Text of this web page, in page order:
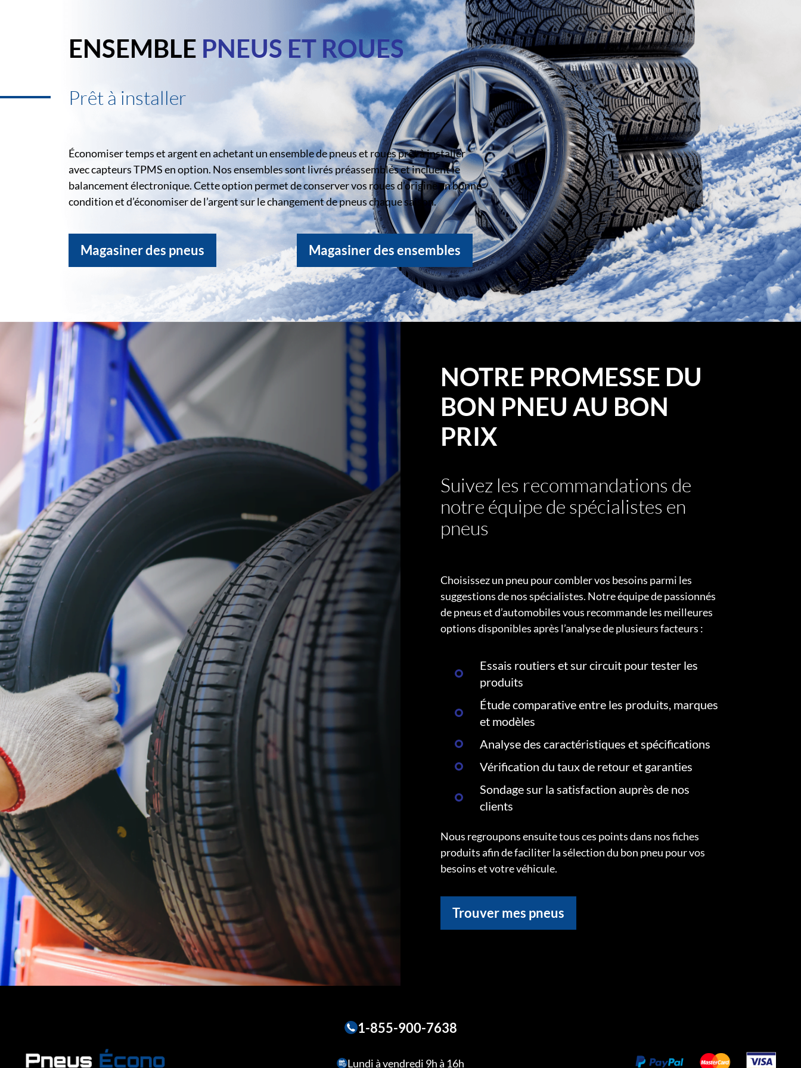
ENSEMBLE PNEUS ET ROUES
Prêt à installer
Économiser temps et argent en achetant un ensemble de pneus et roues prêt à installer
avec capteurs TPMS en option. Nos ensembles sont livrés préassemblés et incluent le
balancement électronique. Cette option permet de conserver vos roues d’origine en bonne
condition et d’économiser de l’argent sur le changement de pneus chaque saison.
Magasiner des pneus Magasiner des ensembles
NOTRE PROMESSE DU
BON PNEU AU BON
PRIX
Suivez les recommandations de
notre équipe de spécialistes en
pneus
Choisissez un pneu pour combler vos besoins parmi les
suggestions de nos spécialistes. Notre équipe de passionnés
de pneus et d’automobiles vous recommande les meilleures
options disponibles après l’analyse de plusieurs facteurs :
Essais routiers et sur circuit pour tester les
produits
Étude comparative entre les produits, marques
et modèles
Analyse des caractéristiques et spécifications
Vérification du taux de retour et garanties
Sondage sur la satisfaction auprès de nos
clients
Nous regroupons ensuite tous ces points dans nos fiches
produits afin de faciliter la sélection du bon pneu pour vos
besoins et votre véhicule.
Trouver mes pneus
1-855-900-7638
Lundi à vendredi 9h à 16h